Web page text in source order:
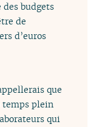
budgets
de
d’euros
que
temps plein
qui